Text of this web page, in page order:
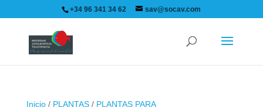
+34 96 341 34 62 sav@socav.com
Inicio/ PLANTAS/ PLANTAS PARA